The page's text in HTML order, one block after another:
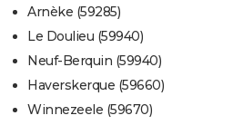
Arnèke (59285)
Le Doulieu (59940)
Neuf-Berquin (59940)
Haverskerque (59660)
Winnezeele (59670)